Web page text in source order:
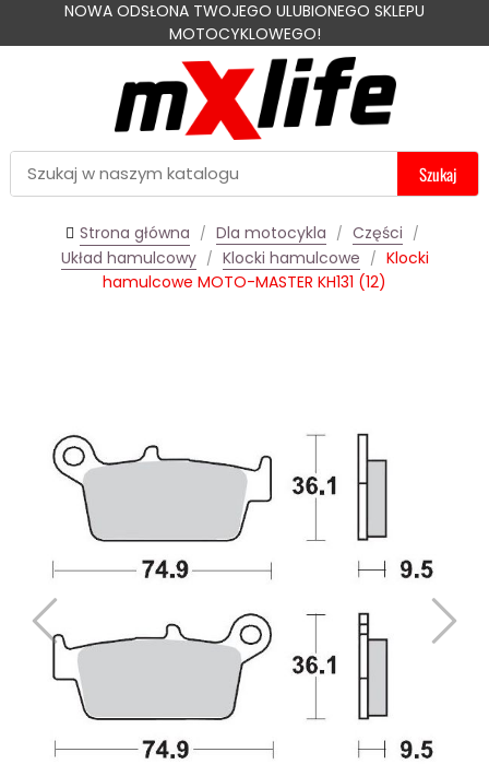
NOWA ODSŁONA TWOJEGO ULUBIONEGO SKLEPU
MOTOCYKLOWEGO!
Szukaj
Strona główna Dla motocykla
Części
Układ hamulcowy
Klocki hamulcowe
Klocki
hamulcowe MOTO-MASTER KH131 (12)